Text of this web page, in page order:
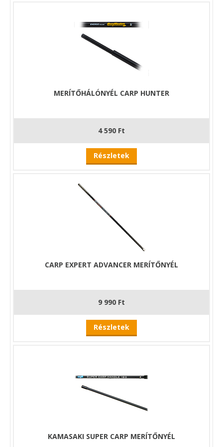
MERÍTŐHÁLÓNYÉL CARP HUNTER
4 590 Ft
Részletek
CARP EXPERT ADVANCER MERÍTŐNYÉL
9 990 Ft
Részletek
KAMASAKI SUPER CARP MERÍTŐNYÉL